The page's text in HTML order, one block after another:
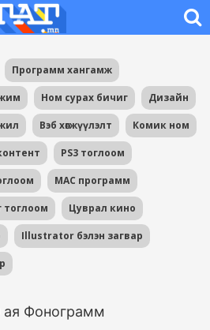
Программ хангамж
Ном сурах бичиг Дизайн
Вэб хөгжүүлэлт Комик ном
PS3 тоглоом
MAC программ
Цуврал кино
Illustrator бэлэн загвар
ая Фонограмм